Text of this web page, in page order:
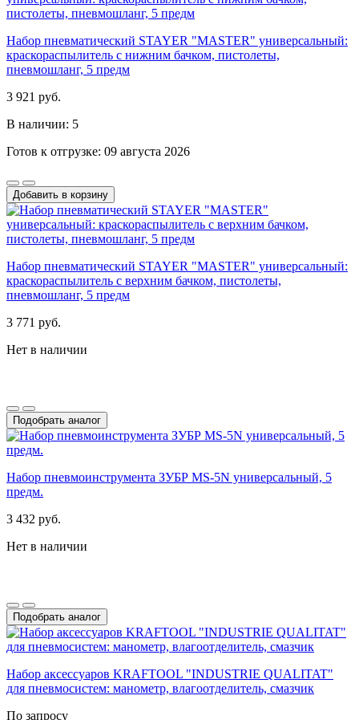
Набор пневматический STAYER "MASTER" универсальный:
краскораспылитель с нижним бачком, пистолеты,
пневмошланг, 5 предм
3 921 руб.
В наличии: 5
Готов к отгрузке: 09 августа 2026
Добавить в корзину
Набор пневматический STAYER "MASTER" универсальный:
краскораспылитель с верхним бачком, пистолеты,
пневмошланг, 5 предм
3 771 руб.
Нет в наличии
Подобрать аналог
Набор пневмоинструмента ЗУБР MS-5N универсальный, 5
предм.
3 432 руб.
Нет в наличии
Подобрать аналог
Набор аксессуаров KRAFTOOL "INDUSTRIE QUALITAT"
для пневмосистем: манометр, влагоотделитель, смазчик
По запросу